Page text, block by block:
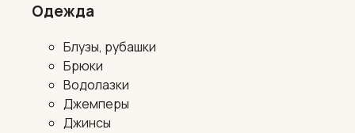
Одежда
Блузы, рубашки
Брюки
Водолазки
Джемперы
Джинсы